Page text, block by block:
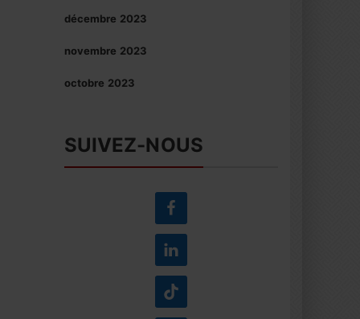
décembre 2023
novembre 2023
octobre 2023
SUIVEZ-NOUS